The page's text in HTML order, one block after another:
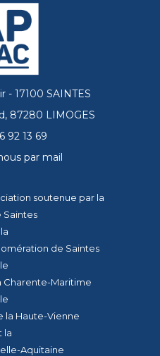
- 17100 SAINTES
87280 LIMOGES
92 13 69
par mail
soutenue par la
Saintes
, la
de Saintes
, le
Maritime
, le
la Haute-Vienne
la
Aquitaine